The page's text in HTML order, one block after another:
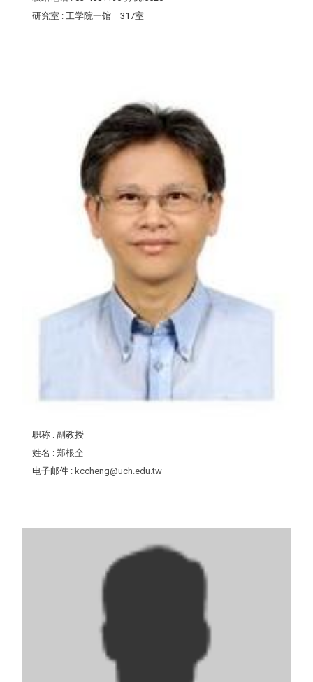
研究室 : 工学院一馆 317室
职称 : 副教授
姓名 : 郑根全
电子邮件 : kccheng@uch.edu.tw